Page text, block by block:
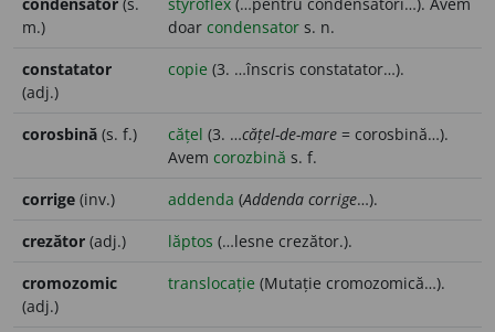
m.)
doar condensator s. n.
constatator
(adj.)
copie (3. …înscris constatator…).
corosbină (s. f.) cățel (3. …cățel-de-mare = corosbină…).
Avem corozbină s. f.
corrige (inv.) addenda (Addenda corrige…).
crezător (adj.) lăptos (…lesne crezător.).
cromozomic
(adj.)
translocație (Mutație cromozomică…).